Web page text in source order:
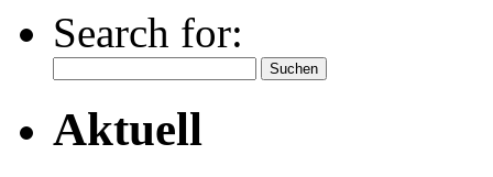
Search for:
Aktuell